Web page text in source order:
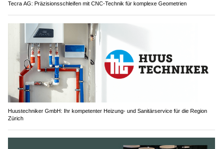
Tecra AG: Präzisionsschleifen mit CNC-Technik für komplexe Geometrien
Huustechniker GmbH: Ihr kompetenter Heizung- und Sanitärservice für die Region
Zürich